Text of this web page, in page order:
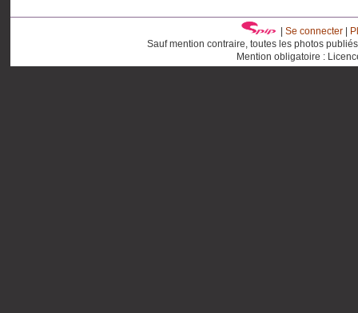
Se connecter|
Sauf mention contraire, toutes les photos
Mention obligatoire :